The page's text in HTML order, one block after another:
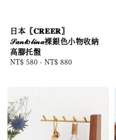
日本〖𝐂𝐑𝐄𝐄𝐑〗
𝒮𝒶𝓃𝓉𝑜𝓁𝒾𝓃𝒶裸銀色小物收納
高腳托盤
Regular
NT$ 580 - NT$ 880